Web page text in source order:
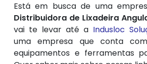
Está em busca de uma
Distribuidora de Lixadeira
vai te levar até a Indusloc
uma empresa que conta
equipamentos e ferramentas